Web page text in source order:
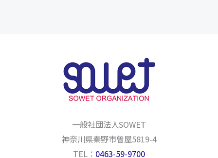
一般社団法人SOWET
神奈川県秦野市曽屋5819-4
TEL： 0463-59-9700